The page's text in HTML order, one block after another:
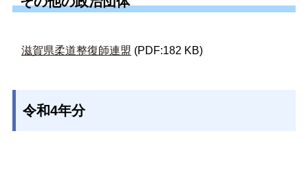
滋賀県柔道整復師連盟 (PDF:182 KB)
令和4年分